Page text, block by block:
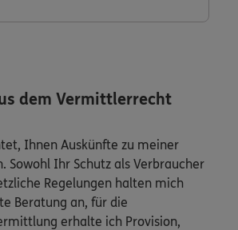
dem Vermittlerrecht
Ihnen Auskünfte zu meiner
Sowohl Ihr Schutz als Verbraucher
Regelungen halten mich
Beratung an, für die
erhalte ich Provision,